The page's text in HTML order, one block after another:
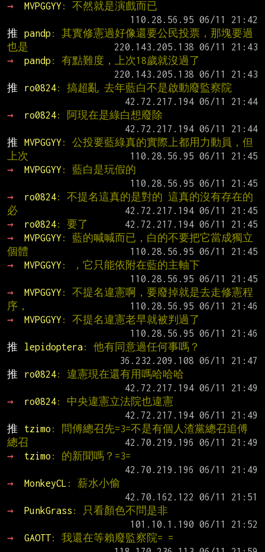
→
MVPGGYY : 不然就是演戲而已
推
pandp : 其實修憲過好像還要公民投票，那塊要過
也是
→
pandp : 有點難度，上次18歲就沒過了
推
ro0824: 搞超亂 去年藍白不是啟動廢監察院
→
ro0824: 阿現在是綠白想廢除
推
MVPGGYY : 公投要藍綠真的實際上都用力動員，但
上次
→
MVPGGYY : 藍白是玩假的
→
ro0824: 不提名這真的是對的 這真的沒有存在的
必
→
ro0824: 要了
→
MVPGGYY : 藍的喊喊而已，白的不要把它當成獨立
個體
→
MVPGGYY : ，它只能依附在藍的主軸下
→
MVPGGYY : 不提名違憲啊，要廢掉就是去走修憲程
序，
→
MVPGGYY : 不提名違憲老早就被判過了
推
lepidoptera: 他有同意過任何事嗎？
推
ro0824: 違憲現在還有用嗎哈哈哈
→
ro0824: 中央違憲立法院也違憲
推
tzimo : 問傅總召先=3=不是有個人渣黨總召追傅
總召
→
tzimo : 的新聞嗎？=3=
→
MonkeyCL : 薪水小偷
→
PunkGrass : 只看顏色不問是非
→
GAOTT: 我還在等賴廢監察院= =